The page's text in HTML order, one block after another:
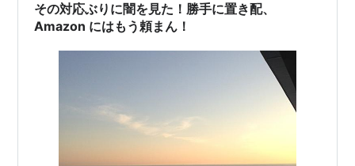
その対応ぶりに闇を見た！勝手に置き配、
Amazon にはもう頼まん！